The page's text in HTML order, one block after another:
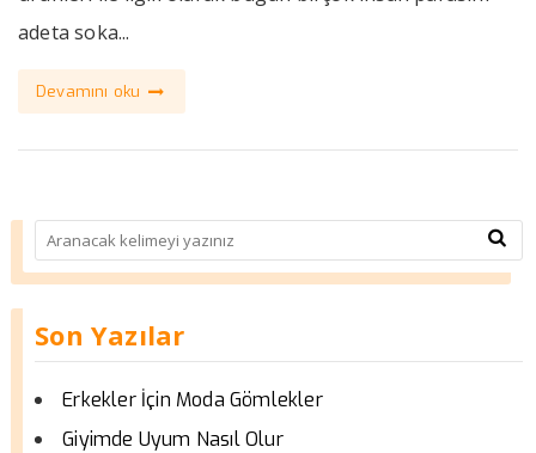
adeta soka...
Devamını oku
Son Yazılar
Erkekler İçin Moda Gömlekler
Giyimde Uyum Nasıl Olur